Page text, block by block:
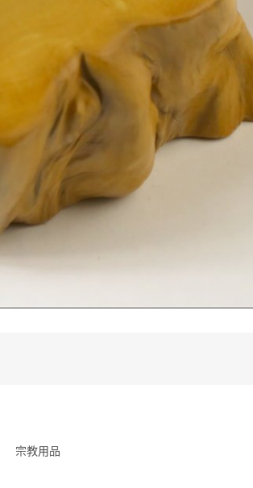
宗教用品